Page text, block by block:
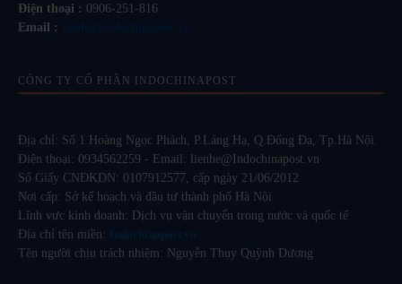
Điện thoại : 0906-251-816
Email : lienhe@indochinapost.vn
CÔNG TY CỔ PHẦN INDOCHINAPOST
Địa chỉ: Số 1 Hoàng Ngọc Phách, P.Láng Hạ, Q.Đống Đa, Tp.Hà Nội.
Điện thoại: 0934562259 - Email: lienhe@Indochinapost.vn
Số Giấy CNĐKDN: 0107912577, cấp ngày 21/06/2012
Nơi cấp: Sở kế hoạch và đầu tư thành phố Hà Nội
Lĩnh vực kinh doanh: Dịch vụ vận chuyển trong nước và quốc tế
Địa chỉ tên miền: Indochinapost.vn
Tên người chịu trách nhiệm: Nguyễn Thụy Quỳnh Dương